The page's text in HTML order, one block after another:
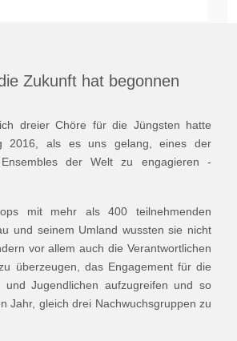
Zukunft hat begonnen
dreier Chöre für die Jüngsten hatte
2016, als es uns gelang, eines der
der Welt zu engagieren -
mit mehr als 400 teilnehmenden
und seinem Umland wussten sie nicht
vor allem auch die Verantwortlichen
überzeugen, das Engagement für die
und Jugendlichen aufzugreifen und so
Jahr, gleich drei Nachwuchsgruppen zu